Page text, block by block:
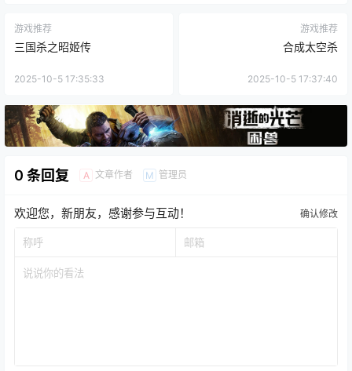
游戏推荐
三国杀之昭姬传
2025-10-5 17:35:33
游戏推荐
合成太空杀
2025-10-5 17:37:40
0 条回复 A 文章作者 M 管理员
欢迎您，新朋友，感谢参与互动！ 确认修改